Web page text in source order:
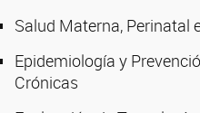
Salud Materna, Perinatal
Epidemiología y
Crónicas